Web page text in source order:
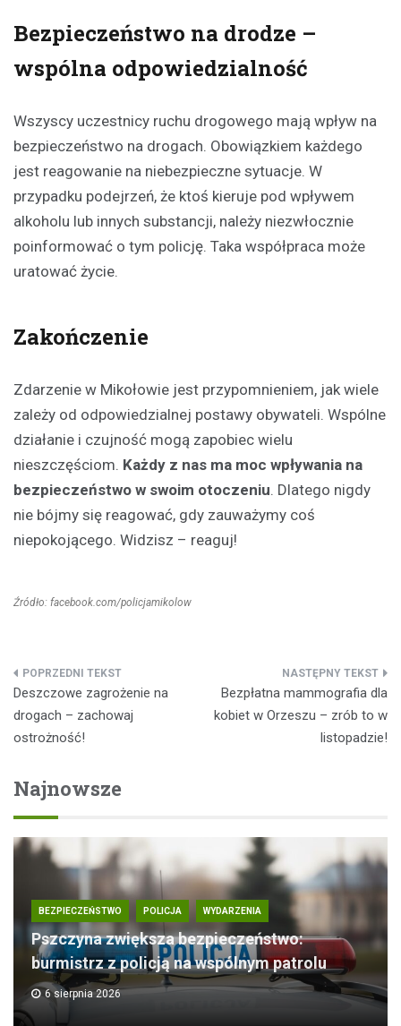
Bezpieczeństwo na drodze –
wspólna odpowiedzialność
Wszyscy uczestnicy ruchu drogowego mają wpływ na
bezpieczeństwo na drogach. Obowiązkiem każdego
jest reagowanie na niebezpieczne sytuacje. W
przypadku podejrzeń, że ktoś kieruje pod wpływem
alkoholu lub innych substancji, należy niezwłocznie
poinformować o tym policję. Taka współpraca może
uratować życie.
Zakończenie
Zdarzenie w Mikołowie jest przypomnieniem, jak wiele
zależy od odpowiedzialnej postawy obywateli. Wspólne
działanie i czujność mogą zapobiec wielu
nieszczęściom. Każdy z nas ma moc wpływania na
bezpieczeństwo w swoim otoczeniu. Dlatego nigdy
nie bójmy się reagować, gdy zauważymy coś
niepokojącego. Widzisz – reaguj!
Źródło: facebook.com/policjamikolow
Nawigacja
wpisu
Deszczowe zagrożenie na
drogach – zachowaj
ostrożność!
Bezpłatna mammografia dla
kobiet w Orzeszu – zrób to w
listopadzie!
Najnowsze
BEZPIECZEŃSTWO POLICJA WYDARZENIA
Pszczyna zwiększa bezpieczeństwo:
burmistrz z policją na wspólnym patrolu
6 sierpnia 2026